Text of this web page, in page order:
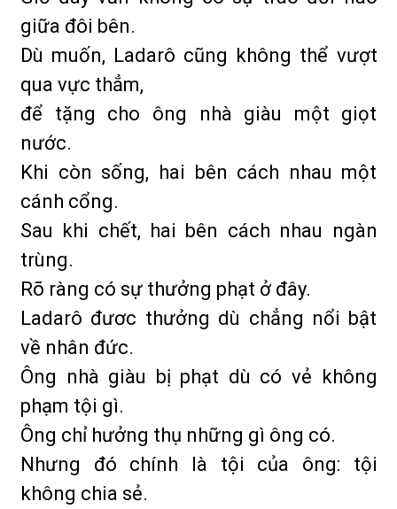
giữa đôi bên.
Dù muốn, Ladarô cũng không thể vượt
qua vực thẳm,
để tặng cho ông nhà giàu một giọt
nước.
Khi còn sống, hai bên cách nhau một
cánh cổng.
Sau khi chết, hai bên cách nhau ngàn
trùng.
Rõ ràng có sự thưởng phạt ở đây.
Ladarô đươc thưởng dù chẳng nổi bật
về nhân đức.
Ông nhà giàu bị phạt dù có vẻ không
phạm tội gì.
Ông chỉ hưởng thụ những gì ông có.
Nhưng đó chính là tội của ông: tội
không chia sẻ.